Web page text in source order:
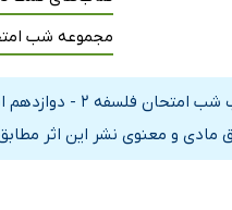
مجموعه شب
کتاب شب
مادی و معنوی نشر این اثر